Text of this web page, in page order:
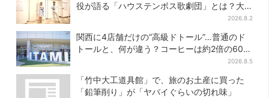
役が語る「ハウステンボス歌劇団」とは？大
2026.8.2
関西に4店舗だけの“高級ドトール”…普通のド
トールと、何が違う？コーヒーは約2倍の600
2026.8.5
「竹中大工道具館」で、旅のお土産に買った
「鉛筆削り」が「ヤバイぐらいの切れ味」